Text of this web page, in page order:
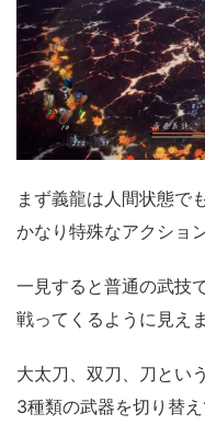
まず義龍は人間状態で
かなり特殊なアクショ
一見すると普通の武技
戦ってくるように見え
大太刀、双刀、刀という
3種類の武器を切り替え